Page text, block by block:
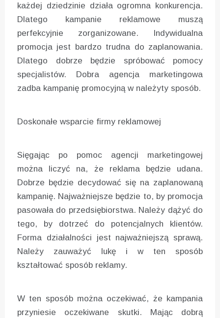
każdej dziedzinie działa ogromna konkurencja.
Dlatego kampanie reklamowe muszą
perfekcyjnie zorganizowane. Indywidualna
promocja jest bardzo trudna do zaplanowania.
Dlatego dobrze będzie spróbować pomocy
specjalistów. Dobra agencja marketingowa
zadba kampanię promocyjną w należyty sposób.
Doskonałe wsparcie firmy reklamowej
Sięgając po pomoc agencji marketingowej
można liczyć na, że reklama będzie udana.
Dobrze będzie decydować się na zaplanowaną
kampanię. Najważniejsze będzie to, by promocja
pasowała do przedsiębiorstwa. Należy dążyć do
tego, by dotrzeć do potencjalnych klientów.
Forma działalności jest najważniejszą sprawą.
Należy zauważyć lukę i w ten sposób
kształtować sposób reklamy.
W ten sposób można oczekiwać, że kampania
przyniesie oczekiwane skutki. Mając dobrą